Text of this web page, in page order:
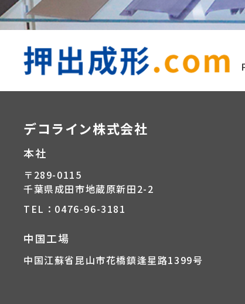
デコライン株式会社
本社
〒289-0115
千葉県成田市地蔵原新田2-2
TEL：0476-96-3181
中国工場
中国江蘇省昆山市花橋鎮逢星路1399号